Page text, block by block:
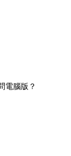
電腦版？